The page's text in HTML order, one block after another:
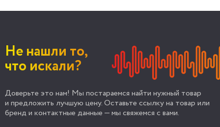
Не нашли то,
что искали?
Доверьте это нам! Мы постараемся найти нужный товар
и предложить лучшую цену. Оставьте ссылку на товар или
бренд и контактные данные — мы свяжемся с вами.